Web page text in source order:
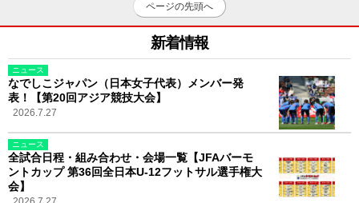
ページの先頭へ
新着情報
ニュース
なでしこジャパン（日本女子代表）メンバー発
表！【第20回アジア競技大会】
2026.7.27
ニュース
全試合日程・組み合わせ・会場一覧【JFAバーモ
ントカップ 第36回全日本U-12フットサル選手権大
会】